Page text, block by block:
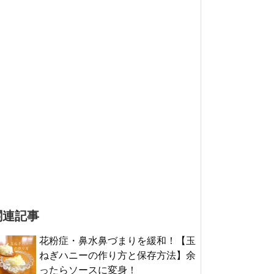
連記事
花粉症・鼻水鼻づまりを緩和！【玉
ねぎハニーの作り方と保存方法】余
ったらソースに変身！